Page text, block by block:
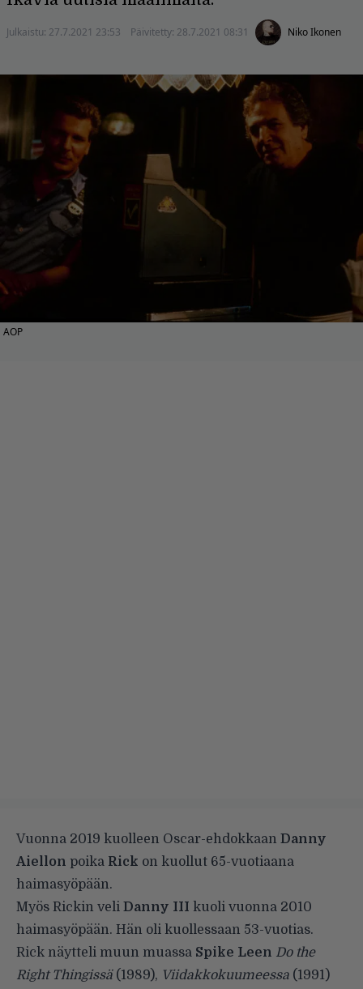
Julkaistu: 27.7.2021 23:53 Päivitetty: 28.7.2021 08:31 Niko Ikonen
AOP
Vuonna 2019 kuolleen Oscar-ehdokkaan Danny
Aiellon poika Rick on kuollut 65-vuotiaana
haimasyöpään.
Myös Rickin veli Danny III kuoli vuonna 2010
haimasyöpään. Hän oli kuollessaan 53-vuotias.
Rick näytteli muun muassa Spike Leen Do the
Right Thingissä(1989), Viidakkokuumeessa (1991)